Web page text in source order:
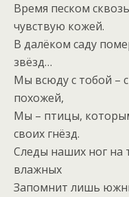
Время песком
чувствую кожей.
В далёком саду
звёзд…
Мы всюду с тобой –
похожей,
Мы – птицы,
своих гнёзд.
Следы наших ног на
влажных
Запомнит лишь